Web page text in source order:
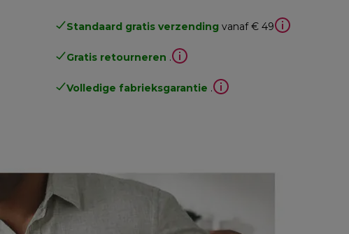
Standaard gratis verzending vanaf € 49
Gratis retourneren .
Volledige fabrieksgarantie .